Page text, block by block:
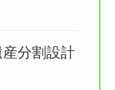
分割設計